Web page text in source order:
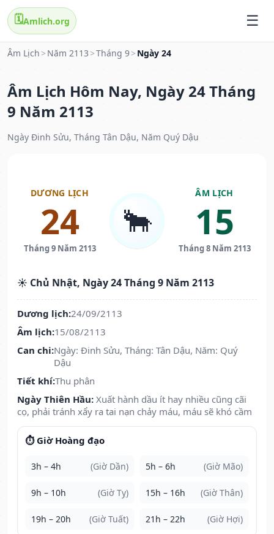
🗓️Amlich.org
Âm Lịch > Năm 2113 >Tháng 9> Ngày 24
Âm Lịch Hôm Nay, Ngày 24 Tháng
9 Năm 2113
Ngày Đinh Sửu, Tháng Tân Dậu, Năm Quý Dậu
DƯƠNG LỊCH
24
Tháng 9 Năm 2113
🐂
ÂM LỊCH
15
Tháng 8 Năm 2113
☀️ Chủ Nhật, Ngày 24 Tháng 9 Năm 2113
Dương lịch:24/09/2113
Âm lịch:15/08/2113
Can chi:Ngày: Đinh Sửu, Tháng: Tân Dậu, Năm: Quý
Dậu
Tiết khí:Thu phân
Ngày Thiên Hầu: Xuất hành dầu ít hay nhiều cũng cãi
cọ, phải tránh xẩy ra tai nạn chảy máu, máu sẽ khó cầm
⏱️ Giờ Hoàng đạo
3h – 4h (Giờ Dần) 5h – 6h (Giờ Mão)
9h – 10h (Giờ Tỵ) 15h – 16h (Giờ Thân)
19h – 20h (Giờ Tuất) 21h – 22h (Giờ Hợi)